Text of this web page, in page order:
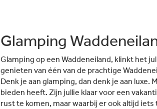
Glamping
Glamping op een Waddeneiland, klinkt het
genieten van één van de prachtige
Denk je aan glamping, dan denk je aan
bieden heeft. Zijn jullie klaar voor een
rust te komen, maar waarbij er ook altijd